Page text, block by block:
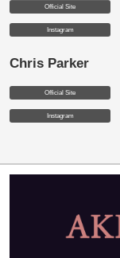
Official Site
Instagram
Chris Parker
Official Site
Instagram